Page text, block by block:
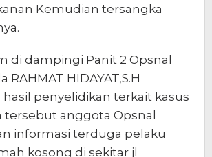
Kemudian tersangka
di dampingi Panit 2 Opsnal
RAHMAT HIDAYAT,S.H
penyelidikan terkait kasus
tersebut anggota Opsnal
informasi terduga pelaku
kosong di sekitar jl